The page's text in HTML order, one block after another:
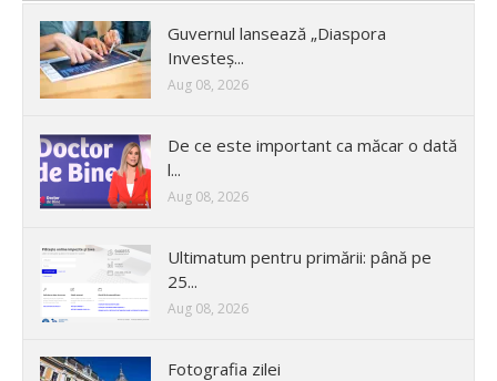
Guvernul lansează „Diaspora
Investeș...
Aug 08, 2026
De ce este important ca măcar o dată
l...
Aug 08, 2026
Ultimatum pentru primării: până pe
25...
Aug 08, 2026
Fotografia zilei